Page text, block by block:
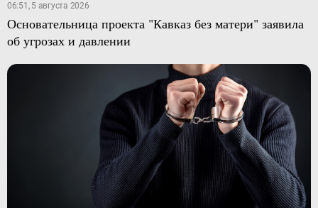
06:51, 5 августа 2026
Основательница проекта "Кавказ без матери" заявила
об угрозах и давлении